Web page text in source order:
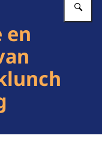
en